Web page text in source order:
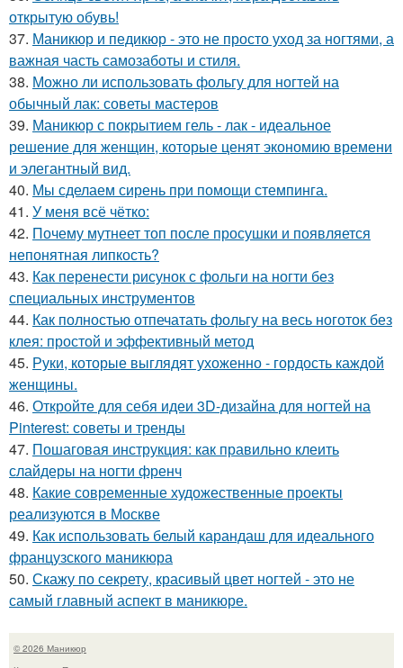
открытую обувь!
37. Маникюр и педикюр - это не просто уход за ногтями, а
важная часть самозаботы и стиля.
38. Можно ли использовать фольгу для ногтей на
обычный лак: советы мастеров
39. Маникюр с покрытием гель - лак - идеальное
решение для женщин, которые ценят экономию времени
и элегантный вид.
40. Мы сделаем сирень при помощи стемпинга.
41. У меня всё чётко:
42. Почему мутнеет топ после просушки и появляется
непонятная липкость?
43. Как перенести рисунок с фольги на ногти без
специальных инструментов
44. Как полностью отпечатать фольгу на весь ноготок без
клея: простой и эффективный метод
45. Руки, которые выглядят ухоженно - гордость каждой
женщины.
46. Откройте для себя идеи 3D-дизайна для ногтей на
Pinterest: советы и тренды
47. Пошаговая инструкция: как правильно клеить
слайдеры на ногти френч
48. Какие современные художественные проекты
реализуются в Москве
49. Как использовать белый карандаш для идеального
французского маникюра
50. Скажу по секрету, красивый цвет ногтей - это не
самый главный аспект в маникюре.
© 2026 Маникюр